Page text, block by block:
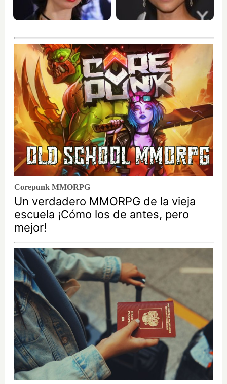
Corepunk MMORPG
Un verdadero MMORPG de la vieja
escuela ¡Cómo los de antes, pero
mejor!